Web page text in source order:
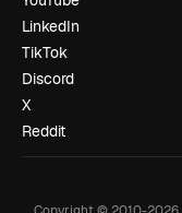
LinkedIn
TikTok
Discord
X
Reddit